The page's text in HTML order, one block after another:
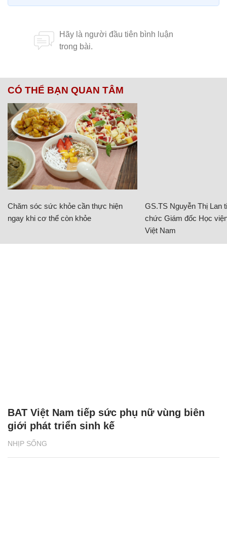
CÓ THỂ BẠN QUAN TÂM
Chăm sóc sức khỏe cần thực hiện
ngay khi cơ thể còn khỏe
GS.TS Nguyễn Thị Lan
chức Giám đốc Học
Việt Nam
NHỊP SỐNG
BAT Việt Nam tiếp sức phụ nữ vùng biên
giới phát triển sinh kế